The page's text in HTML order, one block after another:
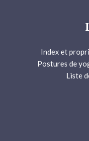
Index et
Postures de
Liste